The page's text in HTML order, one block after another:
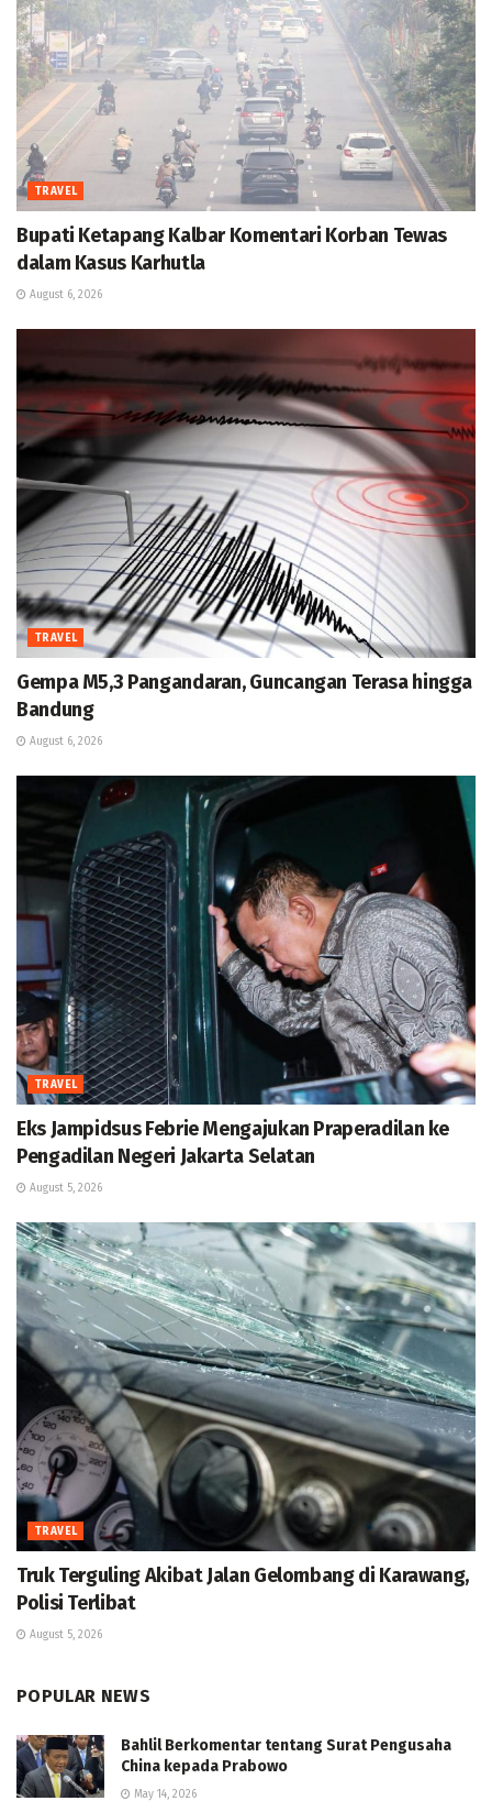
TRAVEL
Bupati Ketapang Kalbar Komentari Korban Tewas
dalam Kasus Karhutla
August 6, 2026
TRAVEL
Gempa M5,3 Pangandaran, Guncangan Terasa hingga
Bandung
August 6, 2026
TRAVEL
Eks Jampidsus Febrie Mengajukan Praperadilan ke
Pengadilan Negeri Jakarta Selatan
August 5, 2026
TRAVEL
Truk Terguling Akibat Jalan Gelombang di Karawang,
Polisi Terlibat
August 5, 2026
POPULAR NEWS
Bahlil Berkomentar tentang Surat Pengusaha
China kepada Prabowo
May 14, 2026